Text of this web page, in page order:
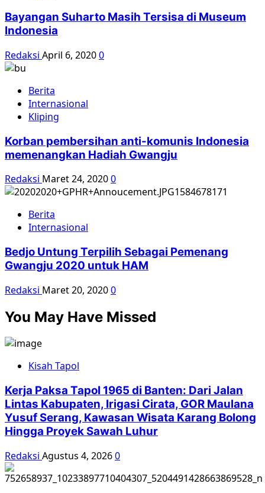
Bayangan Suharto Masih Tersisa di Museum
Indonesia
Redaksi April 6, 20200
Berita
Internasional
Kliping
Korban pembersihan anti-komunis Indonesia
memenangkan Hadiah Gwangju
Redaksi Maret 24, 20200
Berita
Internasional
Bedjo Untung Terpilih Sebagai Pemenang
Gwangju 2020 untuk HAM
Redaksi Maret 20, 20200
You May Have Missed
Kisah Tapol
Kerja Paksa Tapol 1965 di Banten: Dari Jalan
Lintas Kabupaten, Irigasi Cirata, GOR Maulana
Yusuf Serang, Kawasan Wisata Karang Bolong
Hingga Proyek Sawah Luhur
Redaksi Agustus 4, 20260